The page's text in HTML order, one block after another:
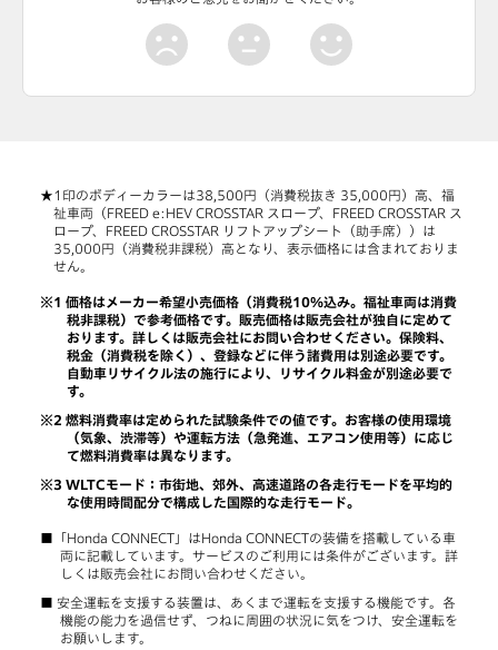
印のボディーカラーは38,500円（消費税抜き 35,000円）高、福
祉車両（FREED e:HEV CROSSTAR スロープ、FREED CROSSTAR ス
ロープ、FREED CROSSTAR リフトアップシート（助手席））は
35,000円（消費税非課税）高となり、表示価格には含まれておりま
せん。
価格はメーカー希望小売価格（消費税10％込み。福祉車両は消費
税非課税）で参考価格です。販売価格は販売会社が独自に定めて
おります。詳しくは販売会社にお問い合わせください。保険料、
税金（消費税を除く）、登録などに伴う諸費用は別途必要です。
自動車リサイクル法の施行により、リサイクル料金が別途必要で
す。
燃料消費率は定められた試験条件での値です。お客様の使用環境
（気象、渋滞等）や運転方法（急発進、エアコン使用等）に応じ
て燃料消費率は異なります。
WLTCモード：市街地、郊外、高速道路の各走行モードを平均的
な使用時間配分で構成した国際的な走行モード。
「Honda CONNECT」はHonda CONNECTの装備を搭載している車
両に記載しています。サービスのご利用には条件がございます。詳
しくは販売会社にお問い合わせください。
安全運転を支援する装置は、あくまで運転を支援する機能です。各
機能の能力を過信せず、つねに周囲の状況に気をつけ、安全運転を
お願いします。